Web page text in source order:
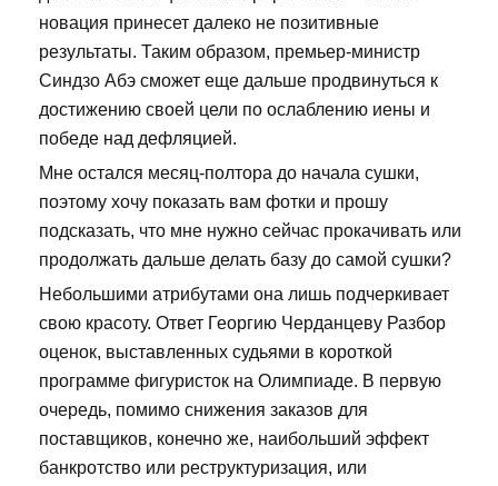
новация принесет далеко не позитивные
результаты. Таким образом, премьер-министр
Синдзо Абэ сможет еще дальше продвинуться к
достижению своей цели по ослаблению иены и
победе над дефляцией.
Мне остался месяц-полтора до начала сушки,
поэтому хочу показать вам фотки и прошу
подсказать, что мне нужно сейчас прокачивать или
продолжать дальше делать базу до самой сушки?
Небольшими атрибутами она лишь подчеркивает
свою красоту. Ответ Георгию Черданцеву Разбор
оценок, выставленных судьями в короткой
программе фигуристок на Олимпиаде. В первую
очередь, помимо снижения заказов для
поставщиков, конечно же, наибольший эффект
банкротство или реструктуризация, или